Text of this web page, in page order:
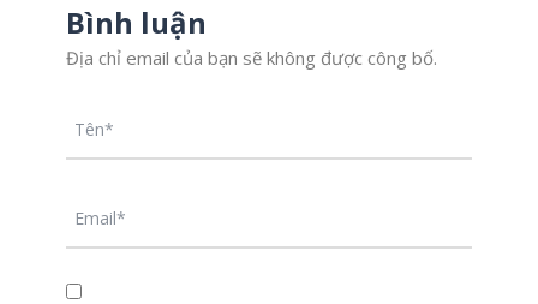
Bình luận
Địa chỉ email của bạn sẽ không được công bố.